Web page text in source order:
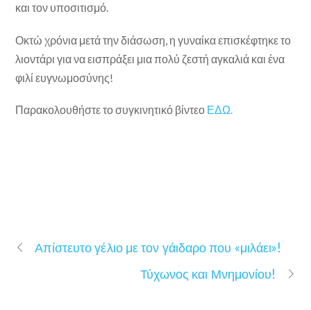
και τον υποσιτισμό.
Οκτώ χρόνια μετά την διάσωση, η γυναίκα επισκέφτηκε το
λιοντάρι για να εισπράξει μια πολύ ζεστή αγκαλιά και ένα
φιλί ευγνωμοσύνης!
Παρακολουθήστε το συγκινητικό βίντεο ΕΔΩ.
Απίστευτο γέλιο με τον γάιδαρο που «μιλάει»!
Τύχωνος και Μνημονίου!